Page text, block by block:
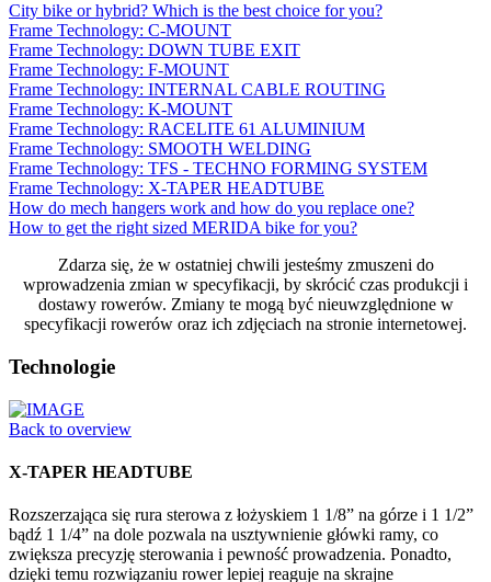
City bike or hybrid? Which is the best choice for you?
Frame Technology: C-MOUNT
Frame Technology: DOWN TUBE EXIT
Frame Technology: F-MOUNT
Frame Technology: INTERNAL CABLE ROUTING
Frame Technology: K-MOUNT
Frame Technology: RACELITE 61 ALUMINIUM
Frame Technology: SMOOTH WELDING
Frame Technology: TFS - TECHNO FORMING SYSTEM
Frame Technology: X-TAPER HEADTUBE
How do mech hangers work and how do you replace one?
How to get the right sized MERIDA bike for you?
Zdarza się, że w ostatniej chwili jesteśmy zmuszeni do
wprowadzenia zmian w specyfikacji, by skrócić czas produkcji i
dostawy rowerów. Zmiany te mogą być nieuwzględnione w
specyfikacji rowerów oraz ich zdjęciach na stronie internetowej.
Technologie
Back to overview
X-TAPER HEADTUBE
Rozszerzająca się rura sterowa z łożyskiem 1 1/8” na górze i 1 1/2”
bądź 1 1/4” na dole pozwala na usztywnienie główki ramy, co
zwiększa precyzję sterowania i pewność prowadzenia. Ponadto,
dzięki temu rozwiązaniu rower lepiej reaguje na skrajne